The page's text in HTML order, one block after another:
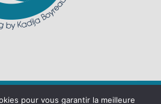
pour vous garantir la meilleure